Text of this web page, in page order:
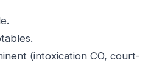
(intoxication CO, court-